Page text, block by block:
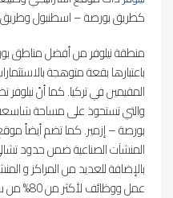
كطريق بورصة – اسطنبول وطريق
منطقة نيلوفر من أفضل مناطق
باعتبارها بقعة متوهجة
المقيمين في تركيا. كما أنّ
والتي تستحوذ على مساحة
بورصة – إزمير. كما تضم أيضاً
المنشآت الصناعية ضمن حدود
بالإضافة للعديد من المراكز و
عمل ووظائف لأكثر من 80% من سكان بورصة.